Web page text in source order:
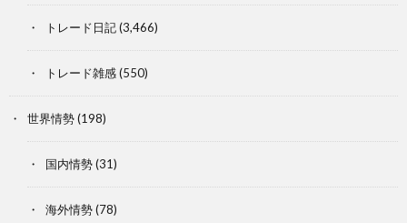
トレード日記(3,466)
トレード雑感(550)
世界情勢(198)
国内情勢(31)
海外情勢(78)